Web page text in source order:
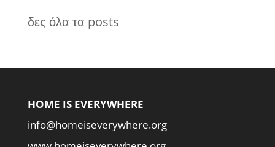
δες όλα τα posts
HOME IS EVERYWHERE
info@homeiseverywhere.org